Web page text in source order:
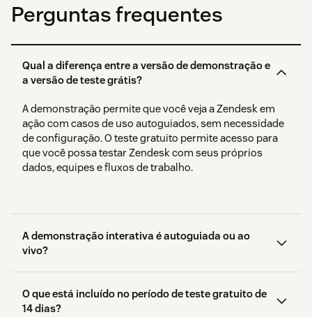
Perguntas frequentes
Qual a diferença entre a versão de demonstração e
a versão de teste grátis?
A demonstração permite que você veja a Zendesk em
ação com casos de uso autoguiados, sem necessidade
de configuração. O teste gratuito permite acesso para
que você possa testar Zendesk com seus próprios
dados, equipes e fluxos de trabalho.
A demonstração interativa é autoguiada ou ao
vivo?
O que está incluído no período de teste gratuito de
14 dias?